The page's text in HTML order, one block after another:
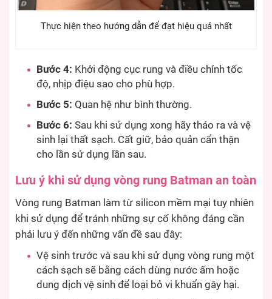
Thực hiện theo hướng dẫn để đạt hiệu quả nhất
Bước 4: Khởi động cục rung và điều chỉnh tốc
độ, nhịp điệu sao cho phù hợp.
Bước 5: Quan hệ như bình thường.
Bước 6: Sau khi sử dụng xong hãy tháo ra và vệ
sinh lại thất sạch. Cất giữ, bảo quản cẩn thận
cho lần sử dụng lần sau.
Lưu ý khi sử dụng vòng rung Batman an toàn
Vòng rung Batman làm từ silicon mềm mại tuy nhiên
khi sử dụng để tránh những sự cố không đáng cần
phải lưu ý đến những vấn đề sau đây:
Vệ sinh trước và sau khi sử dụng vòng rung một
cách sạch sẽ bằng cách dùng nước ấm hoặc
dung dịch vệ sinh để loại bỏ vi khuẩn gây hại.